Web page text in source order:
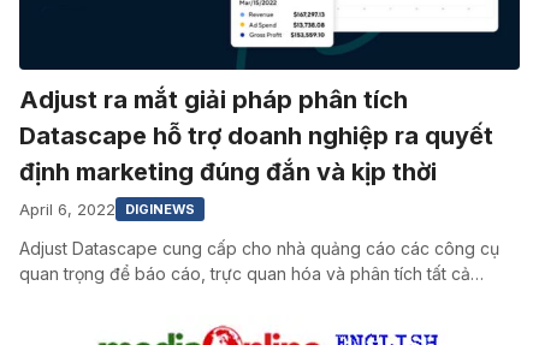
Adjust ra mắt giải pháp phân tích
Datascape hỗ trợ doanh nghiệp ra quyết
định marketing đúng đắn và kịp thời
April 6, 2022 DIGINEWS
Adjust Datascape cung cấp cho nhà quảng cáo các công cụ
quan trọng để báo cáo, trực quan hóa và phân tích tất cả…